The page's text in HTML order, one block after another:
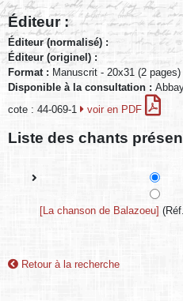
Éditeur :
Éditeur (normalisé) :
Éditeur (originel) :
Format : Manuscrit - 20x31 (2 pages)
Disponible à la consultation :
cote : 44-069-1
voir en PDF
Liste des chants
[La chanson de Balazoeu]
Retour à la recherche